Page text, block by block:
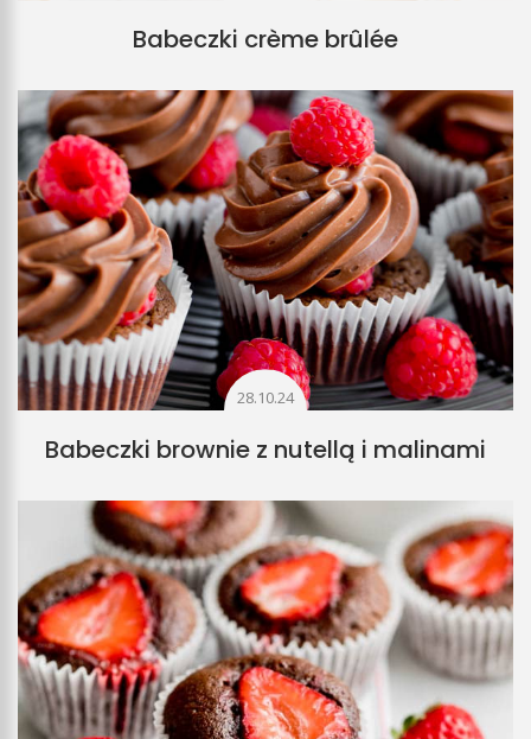
Babeczki crème brûlée
28.10.24
Babeczki brownie z nutellą i malinami